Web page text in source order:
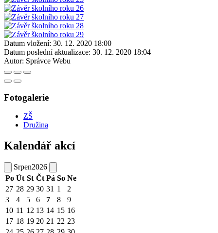
Datum vložení: 30. 12. 2020 18:00
Datum poslední aktualizace: 30. 12. 2020 18:04
Autor: Správce Webu
Fotogalerie
ZŠ
Družina
Kalendář akcí
Srpen2026
Po Út St Čt Pá So Ne
27 28 29 30 31 1
2
3
4 5 6 7 8
9
10 11 12 13 14 15 16
17 18 19 20 21 22 23